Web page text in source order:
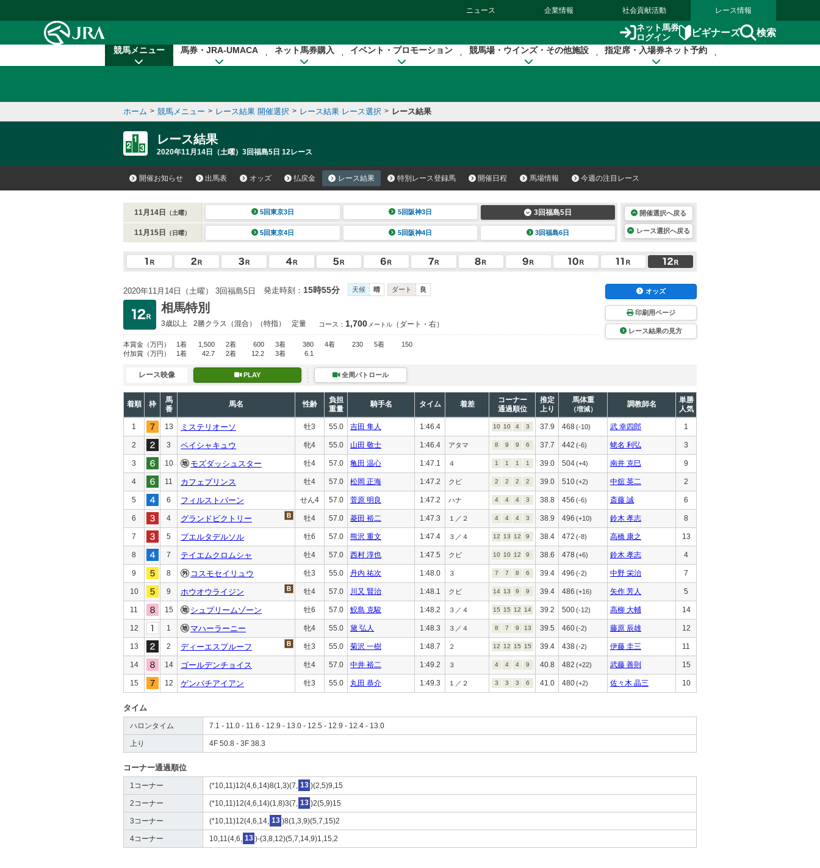
ニュース 企業情報 社会貢献活動 レース情報
ネット馬券
ログイン
ビギナーズ 検索
競馬メニュー 馬券・JRA-UMACA ネット馬券購入 イベント・プロモーション 競馬場・ウインズ・その他施設 指定席・入場券ネット予約
ホーム > 競馬メニュー > レース結果 開催選択 > レース結果 レース選択 > レース結果
レース結果
2020年11月14日（土曜）3回福島5日 12レース
開催お知らせ 出馬表 オッズ 払戻金 レース結果 特別レース登録馬 開催日程 馬場情報 今週の注目レース
11月14日 （土曜） 5回東京3日 5回阪神3日 3回福島5日
11月15日 （日曜） 5回東京4日 5回阪神4日 3回福島6日
開催選択へ戻る
レース選択へ戻る
2020年11月14日（土曜） 3回福島5日 発走時刻： 15時55分 天候 晴 ダート 良
相馬特別
3歳以上 2勝クラス （混合）（特指） 定量 コース： 1,700 メートル （ダート・右）
本賞金 （万円） 1着 1,500 2着 600 3着 380 4着 230 5着
150
付加賞 （万円） 1着 42.7 2着 12.2 3着 6.1
オッズ
印刷用ページ
レース結果の見方
レース映像 PLAY 全周パトロール
着順 枠
馬
番
馬名 性齢
負担
重量
騎手名 タイム 着差
コーナー
通過順位
推定
上り
馬体重
（増減）
調教師名
単勝
人気
1 13 ミステリオーソ 牡3 55.0 吉田 隼人 1:46.4 10 10 4 3 37.9 468(-10) 武 幸四郎 1
2 3 ペイシャキュウ 牝4 55.0 山田 敬士 1:46.4 アタマ 8 9 9 6 37.7 442 (-6) 蛯名 利弘 3
3 10 モズダッシュスター 牡4 57.0 亀田 温心 1:47.1 ４ 1 1 1 1 39.0 504(+4) 南井 克巳 9
4 11 カフェプリンス 牡4 57.0 松岡 正海 1:47.2 クビ 2 2 2 2 39.0 510(+2) 中舘 英二 2
5 6 フィルストバーン せん4 57.0 菅原 明良 1:47.2 ハナ 4 4 4 3 38.8 456 (-6) 斎藤 誠 6
6 4 グランドビクトリー 牡4 57.0 菱田 裕二 1:47.3 １／２ 4 4 4 3 38.9 496 (+10) 鈴木 孝志 8
7 5 プエルタデルソル 牡6 57.0 熊沢 重文 1:47.4 ３／４ 12 13 12 9 38.4 472 (-8) 高橋 康之 13
8 7 テイエムクロムシャ 牡4 57.0 西村 淳也 1:47.5 クビ 10 10 12 9 38.6 478 (+6) 鈴木 孝志 4
9 8 コスモセイリュウ 牡3 55.0 丹内 祐次 1:48.0 ３ 7 7 8 6 39.4 496 (-2) 中野 栄治 7
10 9 ホウオウライジン 牡4 57.0 川又 賢治 1:48.1 クビ 14 13 9 9 39.4 486 (+16) 矢作 芳人 5
11 15 シュプリームゾーン 牡6 57.0 鮫島 克駿 1:48.2 ３／４ 15 15 12 14 39.2 500(-12) 高柳 大輔 14
12 1 マハーラーニー 牝4 55.0 黛 弘人 1:48.3 ３／４ 8 7 9 13 39.5 460(-2) 藤原 辰雄 12
13 2 ディーエスプルーフ 牡3 55.0 菊沢 一樹 1:48.7 ２ 12 12 15 15 39.4 438(-2) 伊藤 圭三 11
14 14 ゴールデンチョイス 牡4 57.0 中井 裕二 1:49.2 ３ 4 4 4 9 40.8 482 (+22) 武藤 善則 15
15 12 ゲンパチアイアン 牡3 55.0 丸田 恭介 1:49.3 １／２ 3 3 3 6 41.0 480(+2) 佐々木 晶三 10
タイム
ハロンタイム 7.1 - 11.0 - 11.6 - 12.9 - 13.0 - 12.5 - 12.9 - 12.4 - 13.0
上り 4F 50.8 - 3F 38.3
コーナー通過順位
1コーナー (*10,11)12(4,6,14)8(1,3)(7, 13 )(2,5)9,15
2コーナー (*10,11)12(4,6,14)(1,8)3(7, 13 )2(5,9)15
3コーナー (*10,11)12(4,6,14, 13 )8(1,3,9)(5,7,15)2
4コーナー 10,11(4,6, 13 )-(3,8,12)(5,7,14,9)1,15,2